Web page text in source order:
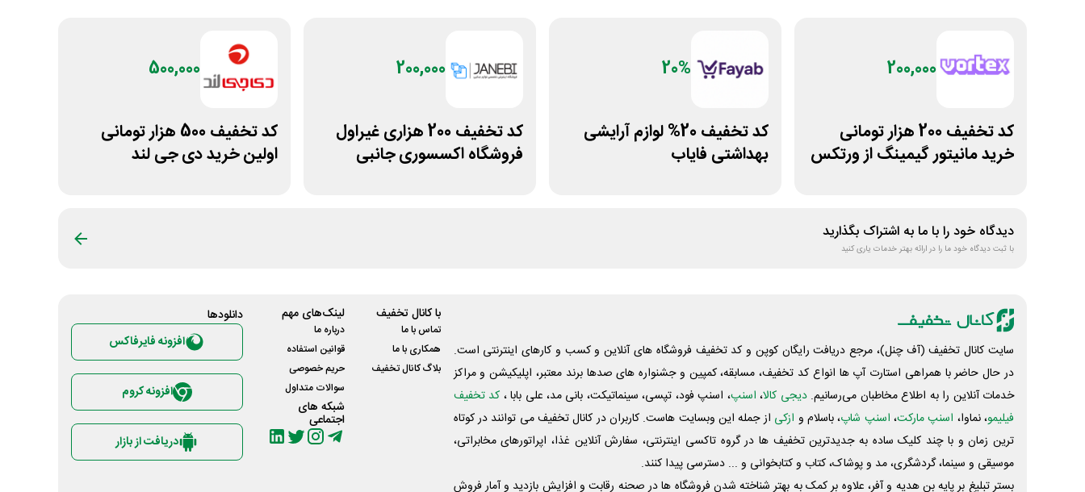
200,000
کد تخفیف 200 هزار تومانی
خرید مانیتور گیمینگ از ورتکس
20%
کد تخفیف 20% لوازم آرایشی
بهداشتی فایاب
200,000
کد تخفیف 200 هزاری غیراول
فروشگاه اکسسوری جانبی
500,000
کد تخفیف 500 هزار تومانی
اولین خرید دی جی لند
دیدگاه خود را با ما به اشتراک بگذارید
با ثبت دیدگاه خود ما را در ارائه بهتر خدمات یاری کنید
سایت کانال تخفیف (آف چنل)، مرجع دریافت رایگان کوپن و کد تخفیف فروشگاه های آنلاین و کسب و‌ کارهای اینترنتی است.
در حال حاضر با همراهی استارت آپ ها انواع کد تخفیف، مسابقه، کمپین و جشنواره های صدها برند معتبر، اپلیکیشن و مراکز
خدمات آنلاین را به اطلاع مخاطبان می‌رسانیم. دیجی کالا، اسنپ، اسنپ فود، تپسی، سینماتیکت، بانی مد، علی‌ بابا ، کد تخفیف
فیلیمو، نماوا، اسنپ مارکت، اسنپ شاپ، باسلام و ازکی از جمله این وبسایت ‌هاست. کاربران در کانال تخفیف می توانند در کوتاه
ترین زمان و با چند کلیک ساده به جدیدترین تخفیف ها در گروه تاکسی اینترنتی، سفارش آنلاین غذا، اپراتورهای مخابراتی،
موسیقی و سینما، گردشگری، مد و پوشاک، کتاب و کتابخوانی و ... دسترسی پیدا کنند.
بستر تبلیغ بر پایه بن هدیه و آفر، علاوه بر کمک به بهتر شناخته شدن فروشگاه ها در صحنه رقابت و افزایش بازدید و آمار فروش
با کانال تخفیف
تماس با ما
همکاری با ما
بلاگ کانال تخفیف
لینک‌های مهم
درباره ما
قوانین استفاده
حریم خصوصی
سوالات متداول
شبکه های
اجتماعی
دانلود‌ها
افزونه فایرفاکس
افزونه کروم
دریافت از بازار